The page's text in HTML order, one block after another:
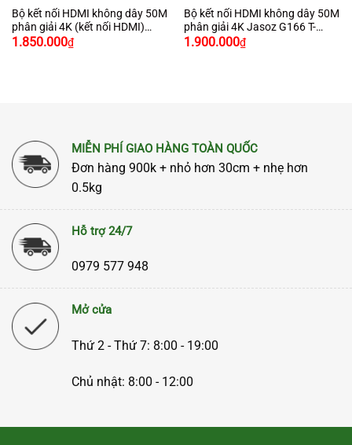
Bộ kết nối HDMI không dây 50M
phân giải 4K (kết nối HDMI)
Jasoz G165 T-G191
Giá
1.850.000₫Giá
hiện
Bộ kết nối HDMI không dây 50M
phân giải 4K Jasoz G166 T-
G192
Giá
1.900.000₫Giá
hiện
MIỄN PHÍ GIAO HÀNG TOÀN QUỐC
Đơn hàng 900k + nhỏ hơn 30cm + nhẹ hơn
0.5kg
Hỗ trợ 24/7
0979 577 948
Mở cửa
Thứ 2 - Thứ 7: 8:00 - 19:00
Chủ nhật: 8:00 - 12:00